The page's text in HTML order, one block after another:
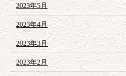
2023年5月
2023年4月
2023年3月
2023年2月